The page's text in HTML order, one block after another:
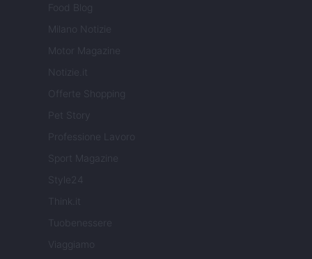
Food Blog
Milano Notizie
Motor Magazine
Notizie.it
Offerte Shopping
Professione Lavoro
Sport Magazine
Style24
Think.it
Tuobenessere
Viaggiamo